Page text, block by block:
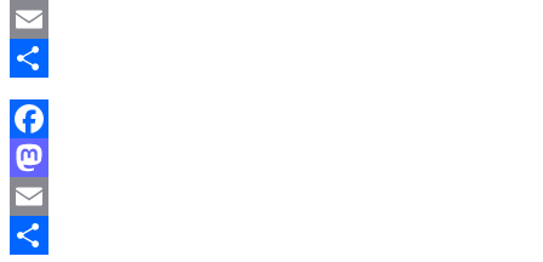
Mastodon
Email
Share
Facebook
Mastodon
Email